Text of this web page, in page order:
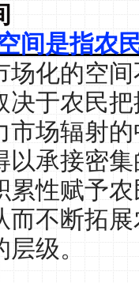
间是指农
场化的空
决于农民
市场辐射
以承接密
累性赋予
而不断拓
层级。